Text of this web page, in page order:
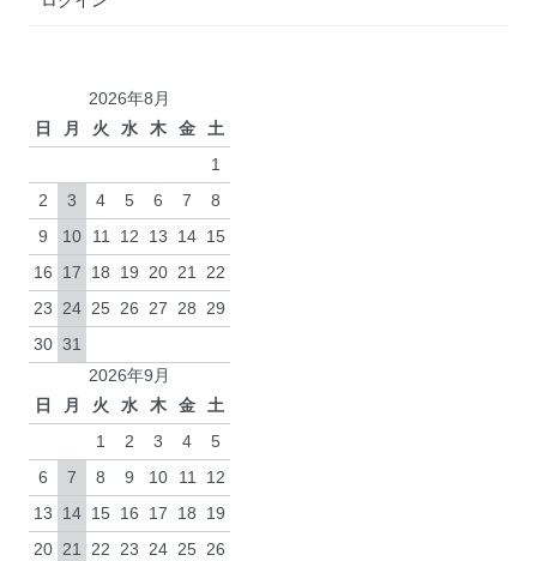
2026年8月
日
月 火 水 木 金
土
1
2
3 4 5 6 7
8
9
10 11 12 13 14 15
16
17 18 19 20 21
22
23
24 25 26 27 28
29
30 31
2026年9月
日
月 火 水 木 金
土
1
2 3 4
5
6
7 8 9 10 11
12
13
14 15 16 17 18
19
20 21 22 23 24 25 26